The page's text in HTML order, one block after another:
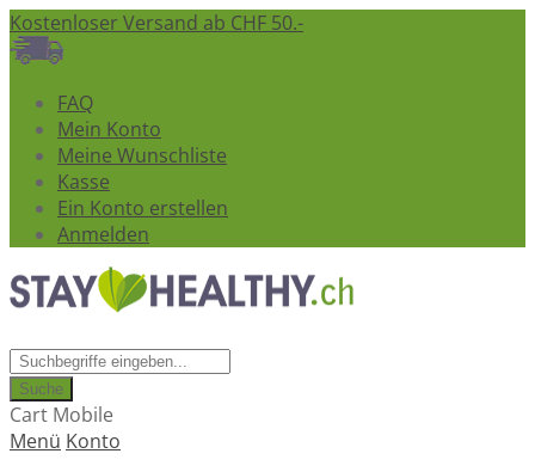
Kostenloser Versand ab CHF 50.-
FAQ
Mein Konto
Meine Wunschliste
Kasse
Ein Konto erstellen
Anmelden
Suche
Cart Mobile
Menü Konto